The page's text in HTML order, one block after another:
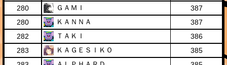
280
ＧＡＭＩ
387
280
ＫＡＮＮＡ
387
282
ＴＡＫＩ
386
283
ＫＡＧＥＳＩＫＯ
385